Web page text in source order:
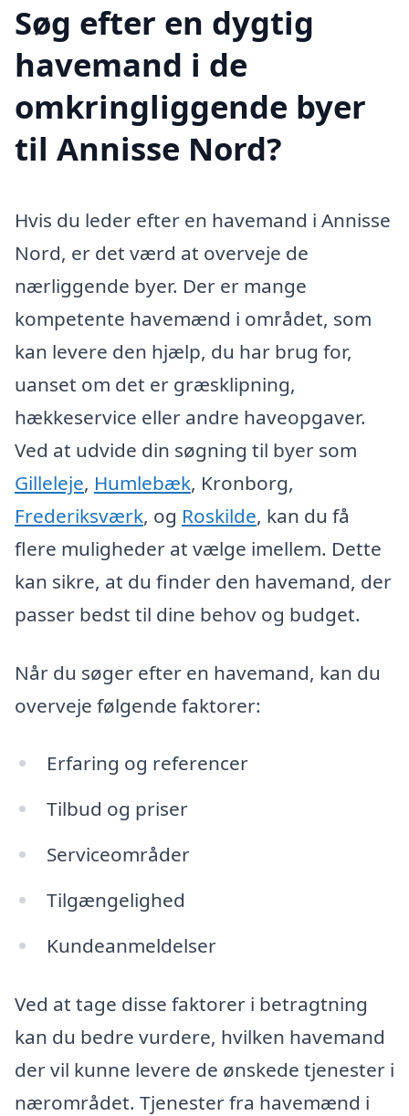
Søg efter en dygtig
havemand i de
omkringliggende byer
til Annisse Nord?
Hvis du leder efter en havemand i Annisse
Nord, er det værd at overveje de
nærliggende byer. Der er mange
kompetente havemænd i området, som
kan levere den hjælp, du har brug for,
uanset om det er græsklipning,
hækkeservice eller andre haveopgaver.
Ved at udvide din søgning til byer som
Gilleleje, Humlebæk, Kronborg,
Frederiksværk, og Roskilde, kan du få
flere muligheder at vælge imellem. Dette
kan sikre, at du finder den havemand, der
passer bedst til dine behov og budget.
Når du søger efter en havemand, kan du
overveje følgende faktorer:
Erfaring og referencer
Tilbud og priser
Serviceområder
Tilgængelighed
Kundeanmeldelser
Ved at tage disse faktorer i betragtning
kan du bedre vurdere, hvilken havemand
der vil kunne levere de ønskede tjenester i
nærområdet. Tjenester fra havemænd i